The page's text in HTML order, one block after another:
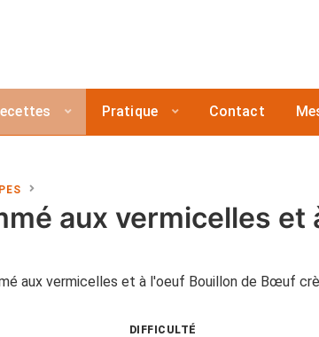
Pratique Contact
aux vermicelles et
aux vermicelles et à l'oeuf Bouillon de Bœuf
DIFFICULTÉ